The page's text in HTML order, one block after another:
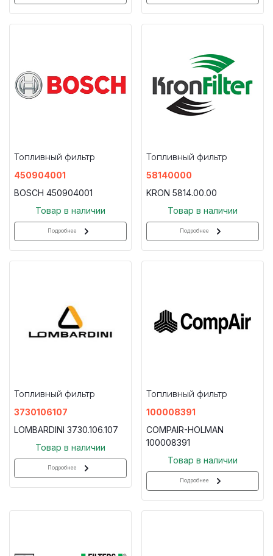
Топливный фильтр
450904001
BOSCH 450904001
Товар в наличии
Подробнее
Топливный фильтр
58140000
KRON 5814.00.00
Товар в наличии
Подробнее
Топливный фильтр
3730106107
LOMBARDINI 3730.106.107
Товар в наличии
Подробнее
Топливный фильтр
100008391
COMPAIR-HOLMAN
100008391
Товар в наличии
Подробнее